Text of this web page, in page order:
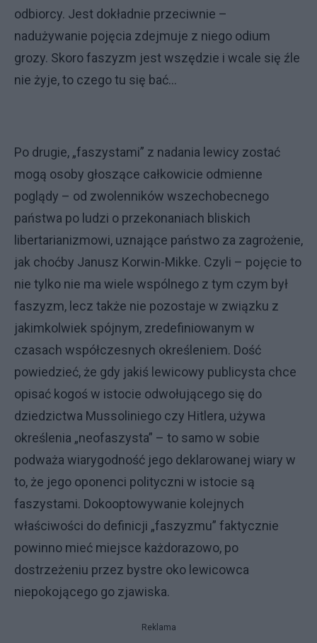
odbiorcy. Jest dokładnie przeciwnie –
nadużywanie pojęcia zdejmuje z niego odium
grozy. Skoro faszyzm jest wszędzie i wcale się źle
nie żyje, to czego tu się bać…
Po drugie, „faszystami” z nadania lewicy zostać
mogą osoby głoszące całkowicie odmienne
poglądy – od zwolenników wszechobecnego
państwa po ludzi o przekonaniach bliskich
libertarianizmowi, uznające państwo za zagrożenie,
jak choćby Janusz Korwin-Mikke. Czyli – pojęcie to
nie tylko nie ma wiele wspólnego z tym czym był
faszyzm, lecz także nie pozostaje w związku z
jakimkolwiek spójnym, zredefiniowanym w
czasach współczesnych określeniem. Dość
powiedzieć, że gdy jakiś lewicowy publicysta chce
opisać kogoś w istocie odwołującego się do
dziedzictwa Mussoliniego czy Hitlera, używa
określenia „neofaszysta” – to samo w sobie
podważa wiarygodność jego deklarowanej wiary w
to, że jego oponenci polityczni w istocie są
faszystami. Dokooptowywanie kolejnych
właściwości do definicji „faszyzmu” faktycznie
powinno mieć miejsce każdorazowo, po
dostrzeżeniu przez bystre oko lewicowca
niepokojącego go zjawiska.
Reklama